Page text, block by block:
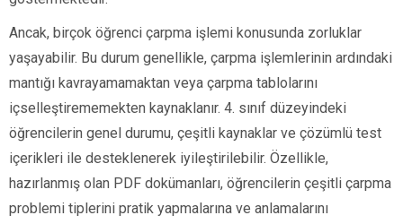
Ancak, birçok öğrenci çarpma işlemi konusunda zorluklar
yaşayabilir. Bu durum genellikle, çarpma işlemlerinin ardındaki
mantığı kavrayamamaktan veya çarpma tablolarını
içselleştirememekten kaynaklanır. 4. sınıf düzeyindeki
öğrencilerin genel durumu, çeşitli kaynaklar ve çözümlü test
içerikleri ile desteklenerek iyileştirilebilir. Özellikle,
hazırlanmış olan PDF dokümanları, öğrencilerin çeşitli çarpma
problemi tiplerini pratik yapmalarına ve anlamalarını